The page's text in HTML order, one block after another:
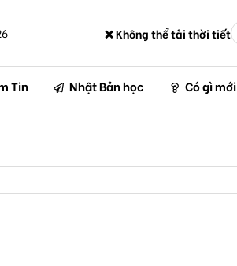
❌ Không thể tải thời tiết
Tin Nhật Bản học Có gì mới